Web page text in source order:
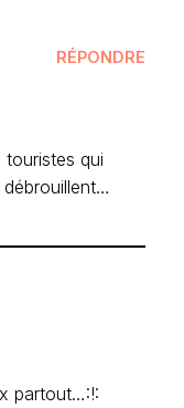
RÉPONDRE
touristes qui
partout…:!: